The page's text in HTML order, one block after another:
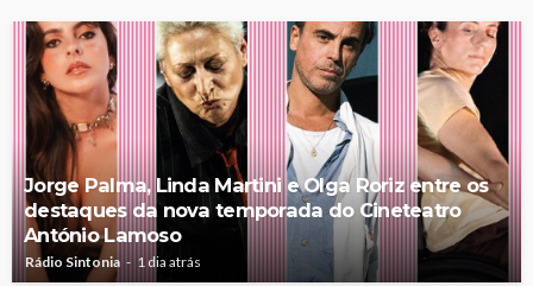
Jorge Palma, Linda Martini e Olga Roriz entre os
destaques da nova temporada do Cineteatro
António Lamoso
Rádio Sintonia 1 dia atrás